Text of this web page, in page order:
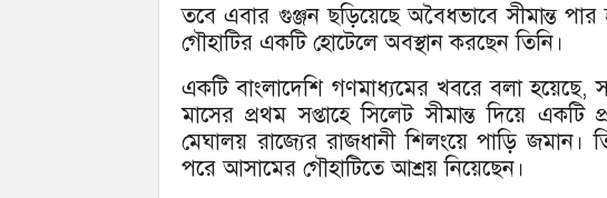
তবে এবার গুঞ্জন ছড়িয়েছে অবৈধভাবে সীমান্ত
গৌহাটির একটি হোটেলে অবস্থান করছেন তিনি।
একটি বাংলাদেশি গণমাধ্যমের খবরে বলা হয়েছে,
মাসের প্রথম সপ্তাহে সিলেট সীমান্ত দিয়ে
মেঘালয় রাজ্যের রাজধানী শিলংয়ে পাড়ি জমান।
পরে আসামের গৌহাটিতে আশ্রয় নিয়েছেন।